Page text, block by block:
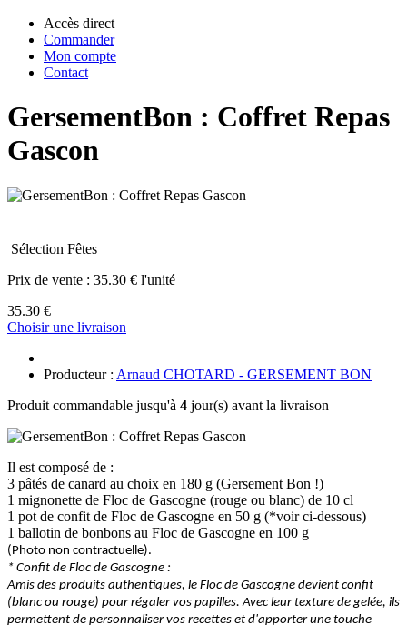
Accès direct
Commander
Mon compte
Contact
GersementBon : Coffret Repas
Gascon
Sélection Fêtes
Prix de vente : 35.30 € l'unité
35.30 €
Choisir une livraison
Producteur : Arnaud CHOTARD - GERSEMENT BON
Produit commandable jusqu'à 4 jour(s) avant la livraison
Il est composé de :
3 pâtés de canard au choix en 180 g (Gersement Bon !)
1 mignonette de Floc de Gascogne (rouge ou blanc) de 10 cl
1 pot de confit de Floc de Gascogne en 50 g (*voir ci-dessous)
1 ballotin de bonbons au Floc de Gascogne en 100 g
(Photo non contractuelle).
* Confit de Floc de Gascogne :
Amis des produits authentiques, le Floc de Gascogne devient confit
(blanc ou rouge) pour régaler vos papilles. Avec leur texture de gelée, ils
permettent de personnaliser vos recettes et d'apporter une touche